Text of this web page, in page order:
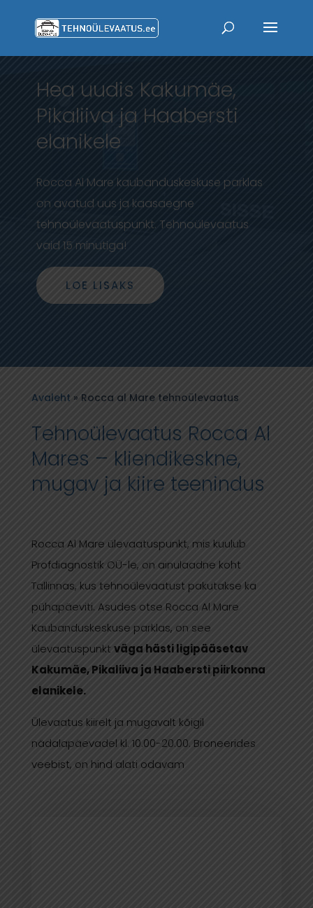
Hea uudis Kakumäe,
Pikaliiva ja Haabersti
elanikele
Rocca Al Mare kaubanduskeskuse parklas
on avatud uus ja kaasaegne
tehnoülevaatuspunkt. Tehnoülevaatus
vaid 15 minutiga!
LOE LISAKS
Avaleht » Rocca al Mare tehnoülevaatus
Tehnoülevaatus Rocca Al
Mares – kliendikeskne,
mugav ja kiire teenindus
Rocca Al Mare ülevaatuspunkt, mis kuulub
Profdiagnostik OÜ-le, on ainulaadne koht
Tallinnas, kus tehnoülevaatust pakutakse ka
pühapäeviti. Asudes otse Rocca Al Mare
Kaubanduskeskuse parklas, on see
ülevaatuspunkt väga hästi ligipääsetav
Kakumäe, Pikaliiva ja Haabersti piirkonna
elanikele.
Ülevaatus kiirelt ja mugavalt kõigil
nädalapäevadel kl. 10.00-20.00. Broneerides
veebist, on hind alati odavam